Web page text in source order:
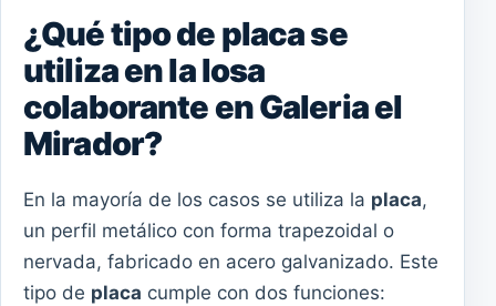
¿Qué tipo de placa se
utiliza en la losa
colaborante en Galeria el
Mirador?
En la mayoría de los casos se utiliza la placa,
un perfil metálico con forma trapezoidal o
nervada, fabricado en acero galvanizado. Este
tipo de placa cumple con dos funciones: